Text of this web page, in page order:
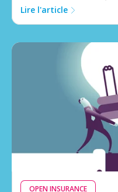
Lire l'article
OPEN INSURANCE